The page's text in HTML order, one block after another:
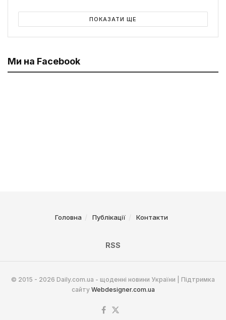
ПОКАЗАТИ ЩЕ
Ми на Facebook
Головна Публікації Контакти
RSS
© 2015 - 2026 Daily.com.ua - щоденні новини України | Підтримка
сайту Webdesigner.com.ua